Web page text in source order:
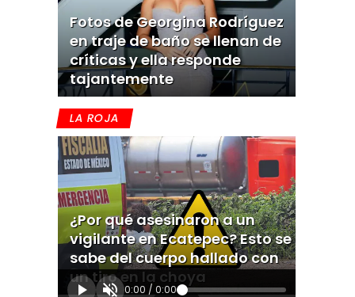
Fotos de Georgina Rodríguez
en traje de baño se llenan de
críticas y ella responde
tajantemente
LA ROJA
¿Por qué asesinaron a un
vigilante en Ecatepec? Esto se
sabe del cuerpo hallado con
un tiro en la choya
0:00 / 0:00